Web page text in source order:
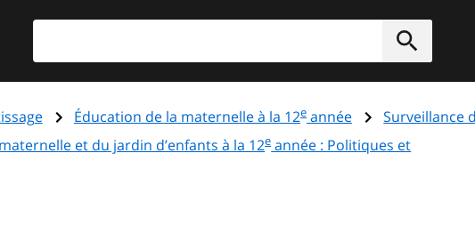
Éducation de la maternelle à la 12eannée
Surveillance
et du jardin d’enfants à la 12eannée : Politiques et